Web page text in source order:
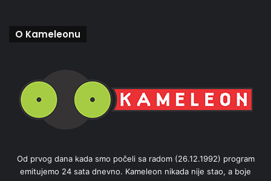
O Kameleonu
Od prvog dana kada smo počeli sa radom (26.12.1992) program
emitujemo 24 sata dnevno. Kameleon nikada nije stao, a boje